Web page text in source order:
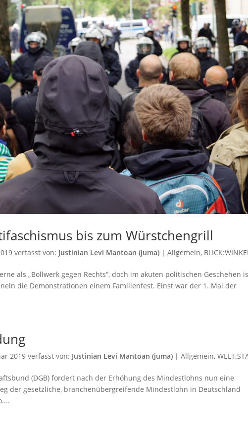
bis zum Würstchengrill
verfasst von: Justinian Levi Mantoan (juma) |Allgemein,
als „Bollwerk gegen Rechts“, doch im akuten politischen Geschehen
die Demonstrationen einem Familienfest. Einst war der 1. Mai der
2019 verfasst von: Justinian Levi Mantoan (juma) |Allgemein,
(DGB) fordert nach der Erhöhung des Mindestlohns nun eine
der gesetzliche, branchenübergreifende Mindestlohn in Deutschland